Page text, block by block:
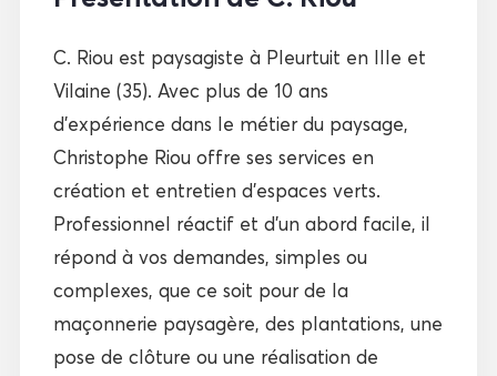
C. Riou est paysagiste à Pleurtuit en Ille et
Vilaine (35). Avec plus de 10 ans
d’expérience dans le métier du paysage,
Christophe Riou offre ses services en
création et entretien d’espaces verts.
Professionnel réactif et d’un abord facile, il
répond à vos demandes, simples ou
complexes, que ce soit pour de la
maçonnerie paysagère, des plantations, une
pose de clôture ou une réalisation de